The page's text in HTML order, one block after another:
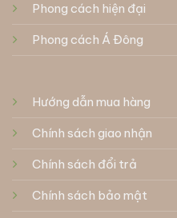
Phong cách hiện đại
Phong cách Á Đông
Hướng dẫn mua hàng
Chính sách giao nhận
Chính sách đổi trả
Chính sách bảo mật